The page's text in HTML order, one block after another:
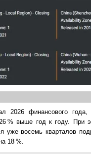
финансового года,
% выше год к году. При
восемь кварталов
18 %.